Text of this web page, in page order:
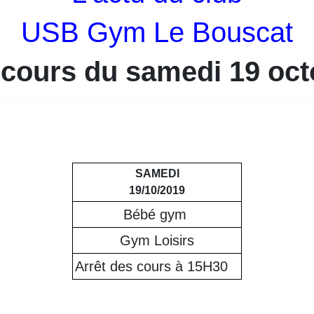
USB Gym Le Bouscat
du samedi 19
SAMEDI
19/10/2019
Bébé gym
Gym Loisirs
Arrêt des cours à 15H30